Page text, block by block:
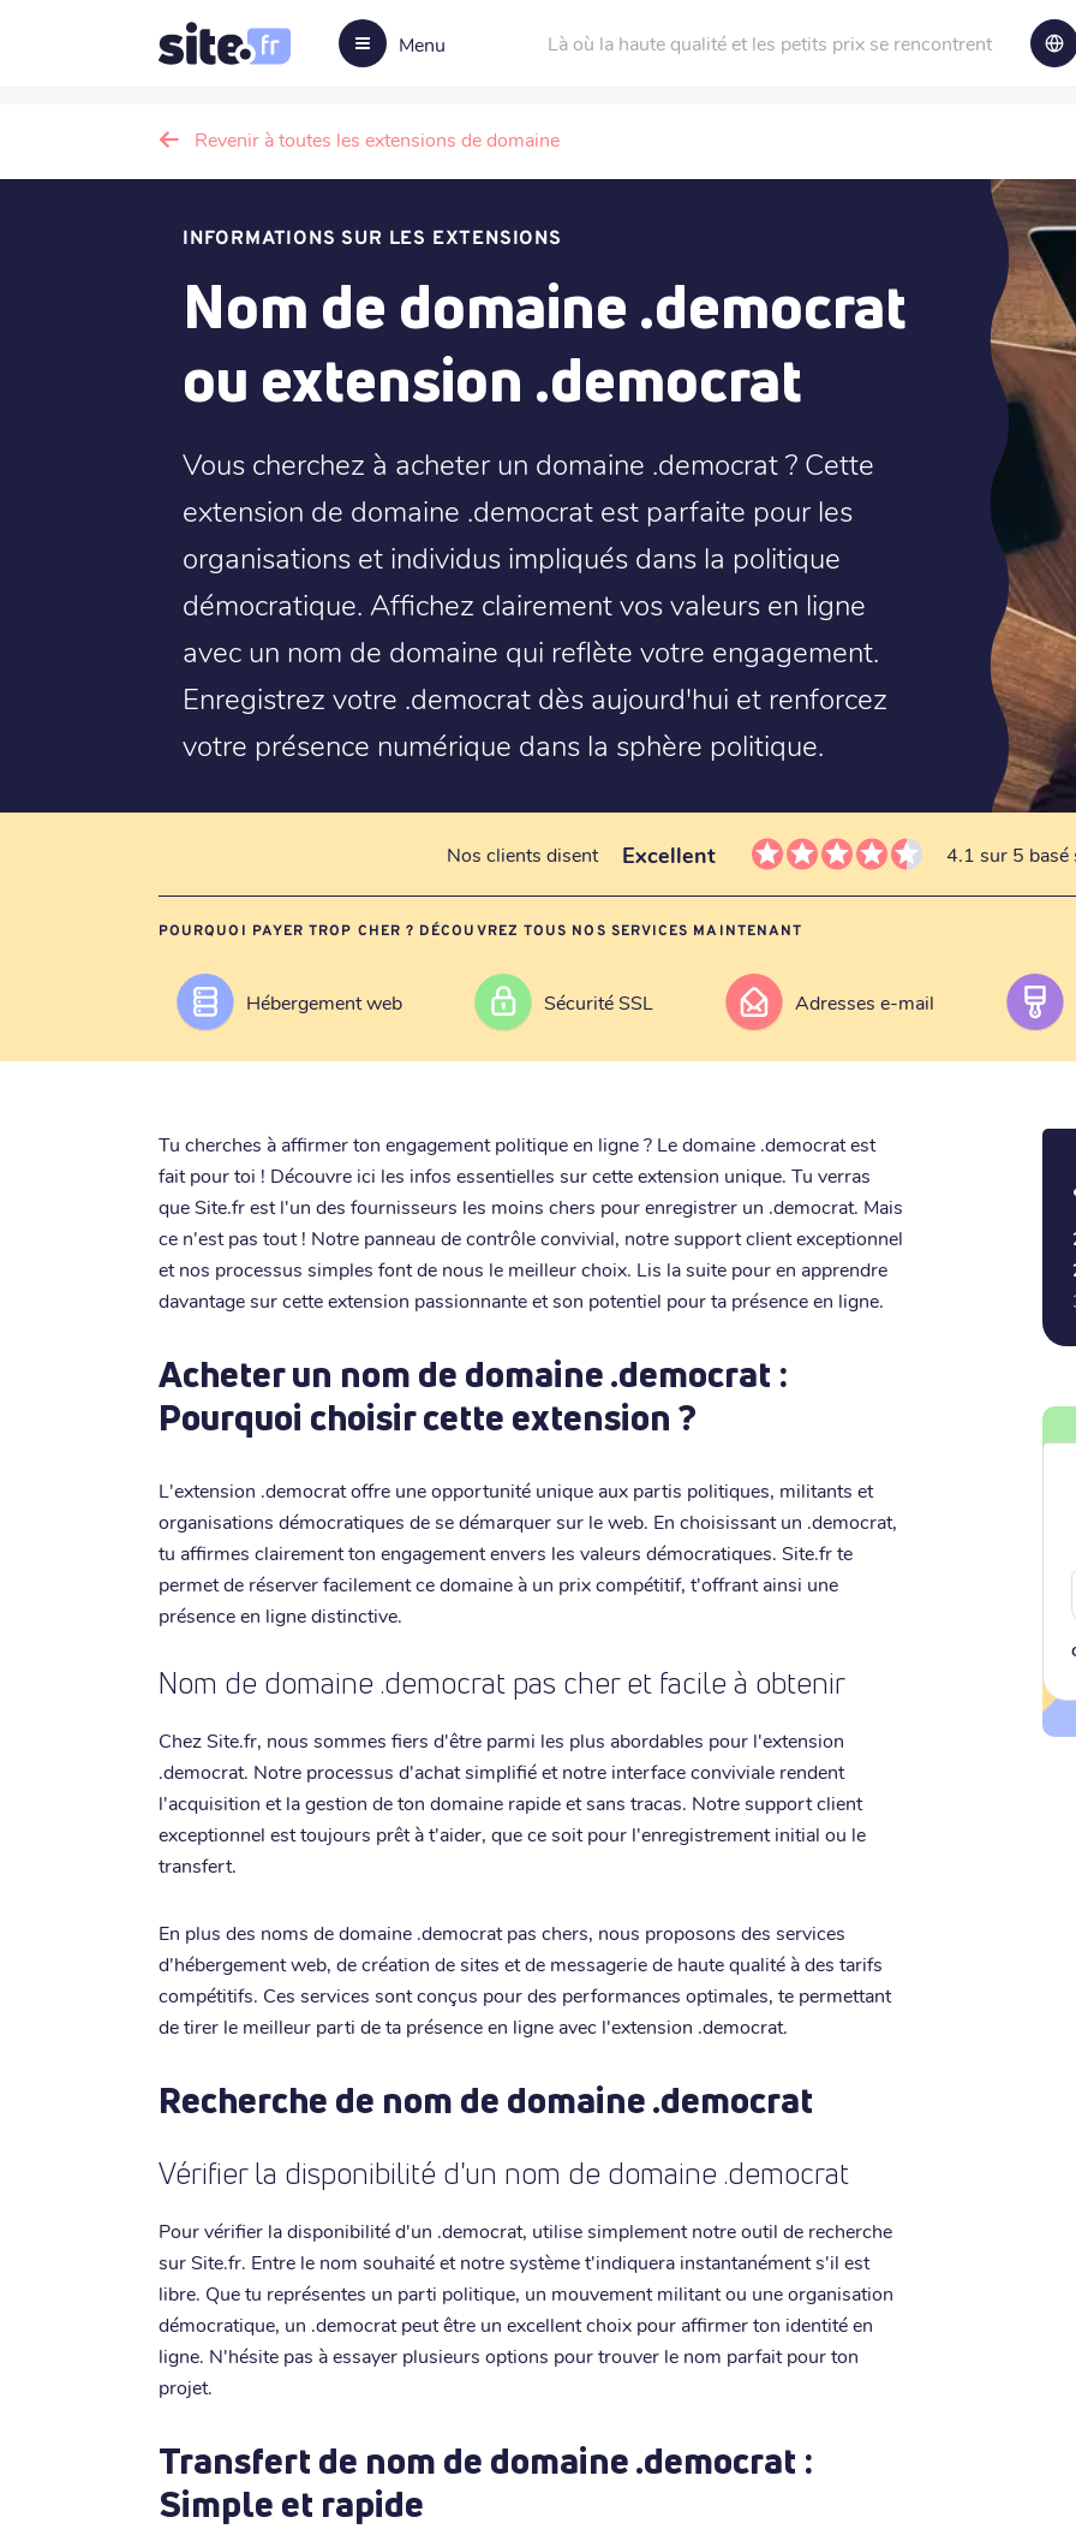
Menu Là où la haute qualité et les petits prix se rencontrent
Revenir à toutes les extensions de domaine
INFORMATIONS SUR LES EXTENSIONS
Nom de domaine .democrat
ou extension .democrat
Vous cherchez à acheter un domaine .democrat ? Cette
extension de domaine .democrat est parfaite pour les
organisations et individus impliqués dans la politique
démocratique. Affichez clairement vos valeurs en ligne
avec un nom de domaine qui reflète votre engagement.
Enregistrez votre .democrat dès aujourd'hui et renforcez
votre présence numérique dans la sphère politique.
Nos clients disent Excellent 4.1 sur 5 basé
POURQUOI PAYER TROP CHER ? DÉCOUVREZ TOUS NOS SERVICES MAINTENANT
Hébergement web Sécurité SSL Adresses e-mail
Tu cherches à affirmer ton engagement politique en ligne ? Le domaine .democrat est
fait pour toi ! Découvre ici les infos essentielles sur cette extension unique. Tu verras
que Site.fr est l'un des fournisseurs les moins chers pour enregistrer un .democrat. Mais
ce n'est pas tout ! Notre panneau de contrôle convivial, notre support client exceptionnel
et nos processus simples font de nous le meilleur choix. Lis la suite pour en apprendre
davantage sur cette extension passionnante et son potentiel pour ta présence en ligne.
Acheter un nom de domaine .democrat :
Pourquoi choisir cette extension ?
L'extension .democrat offre une opportunité unique aux partis politiques, militants et
organisations démocratiques de se démarquer sur le web. En choisissant un .democrat,
tu affirmes clairement ton engagement envers les valeurs démocratiques. Site.fr te
permet de réserver facilement ce domaine à un prix compétitif, t'offrant ainsi une
présence en ligne distinctive.
Nom de domaine .democrat pas cher et facile à obtenir
Chez Site.fr, nous sommes fiers d'être parmi les plus abordables pour l'extension
.democrat. Notre processus d'achat simplifié et notre interface conviviale rendent
l'acquisition et la gestion de ton domaine rapide et sans tracas. Notre support client
exceptionnel est toujours prêt à t'aider, que ce soit pour l'enregistrement initial ou le
transfert.
En plus des noms de domaine .democrat pas chers, nous proposons des services
d'hébergement web, de création de sites et de messagerie de haute qualité à des tarifs
compétitifs. Ces services sont conçus pour des performances optimales, te permettant
de tirer le meilleur parti de ta présence en ligne avec l'extension .democrat.
Recherche de nom de domaine .democrat
Vérifier la disponibilité d'un nom de domaine .democrat
Pour vérifier la disponibilité d'un .democrat, utilise simplement notre outil de recherche
sur Site.fr. Entre le nom souhaité et notre système t'indiquera instantanément s'il est
libre. Que tu représentes un parti politique, un mouvement militant ou une organisation
démocratique, un .democrat peut être un excellent choix pour affirmer ton identité en
ligne. N'hésite pas à essayer plusieurs options pour trouver le nom parfait pour ton
projet.
Transfert de nom de domaine .democrat :
Simple et rapide